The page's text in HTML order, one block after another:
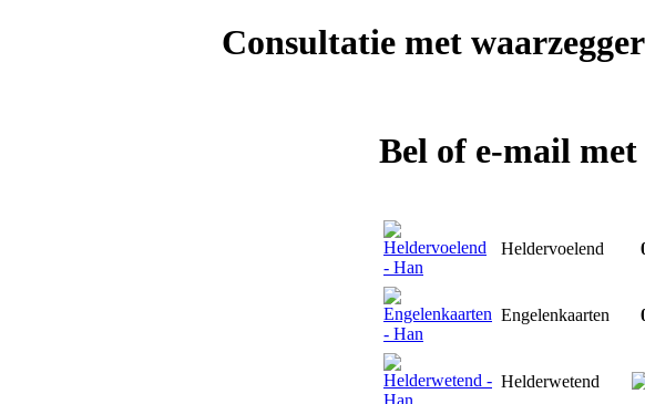
Consultatie met
Bel of e-mail
Heldervoelend
Engelenkaarten
Helderwetend